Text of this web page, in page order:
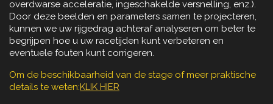
overdwarse acceleratie, ingeschakelde versnelling, enz.).
Door deze beelden en parameters samen te projecteren,
kunnen we uw rijgedrag achteraf analyseren om beter te
begrijpen hoe u uw racetijden kunt verbeteren en
eventuele fouten kunt corrigeren.
Om de beschikbaarheid van de stage of meer praktische
details te weten:KLIK HIER